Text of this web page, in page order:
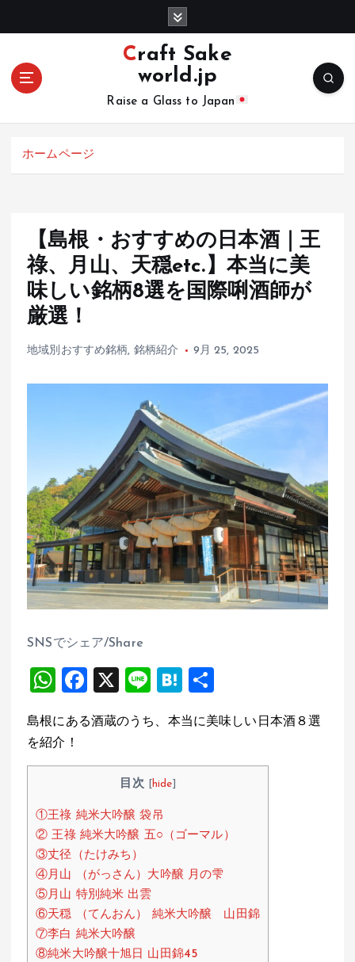
Craft Sake
world.jp
Raise a Glass to Japan
ホームページ
【島根・おすすめの日本酒｜王
祿、月山、天穏etc.】本当に美
味しい銘柄8選を国際唎酒師が
厳選！
地域別おすすめ銘柄, 銘柄紹介 9月 25, 2025
SNSでシェア/Share
W
at
s
p
p
F
ce
o
k
X
Li
e
H
e
島根にある酒蔵のうち、本当に美味しい日本酒８選
を紹介！
目次 hide
①王祿 純米大吟醸 袋吊
② 王祿 純米大吟醸 五○（ゴーマル）
③丈径（たけみち）
④月山 （がっさん）大吟醸 月の雫
⑤月山 特別純米 出雲
⑥天穏 （てんおん） 純米大吟醸 山田錦
⑦李白 純米大吟醸
⑧純米大吟醸十旭日 山田錦45